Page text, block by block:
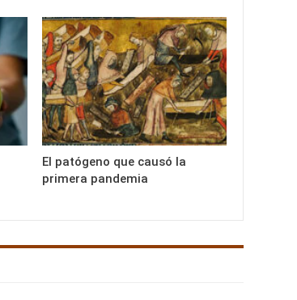
El patógeno que causó la
primera pandemia